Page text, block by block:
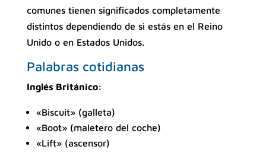
comunes tienen significados completamente
distintos dependiendo de si estás en el Reino
Unido o en Estados Unidos.
Palabras cotidianas
Inglés Británico:
«Biscuit» (galleta)
«Boot» (maletero del coche)
«Lift» (ascensor)